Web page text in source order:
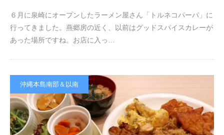
６月に泉崎にオープンしたラーメン屋さん「トルネコパーパ」に
行ってきました。燕郷房の近く、以前はグッドスパイスカレーが
あった場所ですね。お店に入っ…
沖縄本島南部＆以南